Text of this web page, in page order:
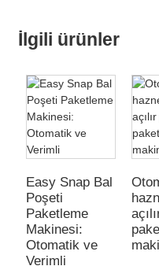
İlgili ürünler
Easy Snap Bal
Poşeti
Paketleme
Makinesi:
Otomatik ve
Verimli